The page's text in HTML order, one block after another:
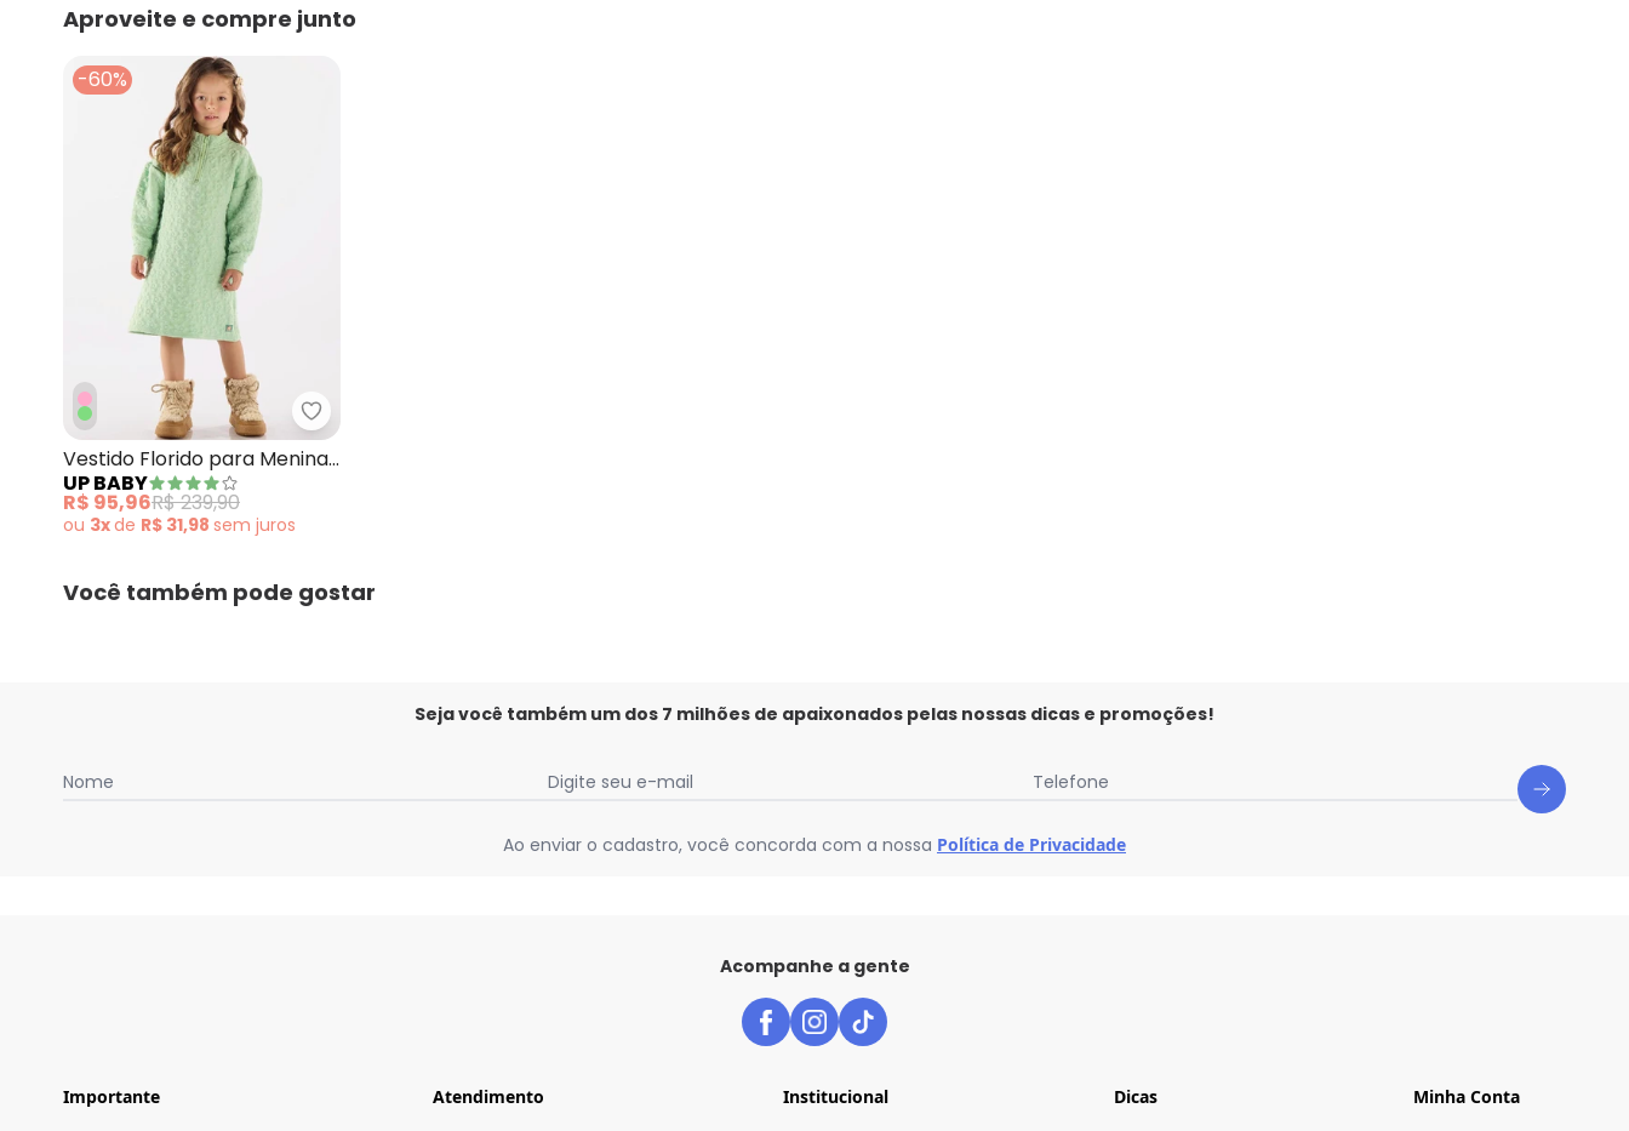
abril/2026
fevereiro/2026
Aproveite e compre junto
-60%
Up Baby - Vestido Florido para Menina Verde
Vestido Florido para Menina
Verde
UP BABY
R$ 95,96R$ 239,90
ou 3xde R$ 31,98 sem juros
Você também pode gostar
Seja você também um dos 7 milhões de apaixonados pelas nossas dicas e promoções!
Nome Digite seu e-mail Telefone
Ao enviar o cadastro, você concorda com a nossa Política de Privacidade
Acompanhe a gente
Importante Atendimento Institucional Dicas Minha Conta